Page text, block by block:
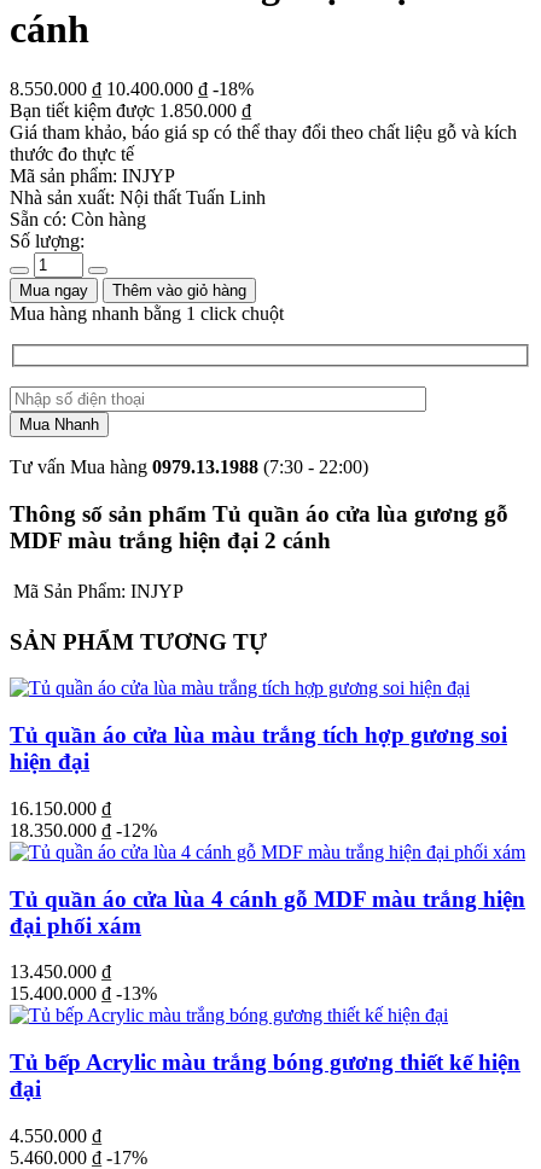
cánh
8.550.000 ₫ 10.400.000 ₫ -18%
Bạn tiết kiệm được 1.850.000 ₫
Giá tham khảo, báo giá sp có thể thay đổi theo chất liệu gỗ và kích
thước đo thực tế
Mã sản phẩm: INJYP
Nhà sản xuất: Nội thất Tuấn Linh
Sẵn có: Còn hàng
Số lượng:
Mua ngay Thêm vào giỏ hàng
Mua hàng nhanh bằng 1 click chuột
Tư vấn Mua hàng 0979.13.1988 (7:30 - 22:00)
Thông số sản phẩm Tủ quần áo cửa lùa gương gỗ
MDF màu trắng hiện đại 2 cánh
Mã Sản Phẩm: INJYP
SẢN PHẨM TƯƠNG TỰ
Tủ quần áo cửa lùa màu trắng tích hợp gương soi
hiện đại
16.150.000 ₫
18.350.000 ₫ -12%
Tủ quần áo cửa lùa 4 cánh gỗ MDF màu trắng hiện
đại phối xám
13.450.000 ₫
15.400.000 ₫ -13%
Tủ bếp Acrylic màu trắng bóng gương thiết kế hiện
đại
4.550.000 ₫
5.460.000 ₫ -17%